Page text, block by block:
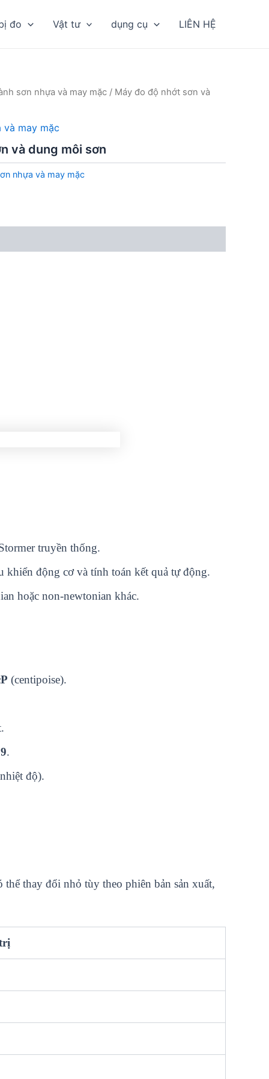
đo Vật tư dụng cụ LIÊN HỆ
sơn nhựa và may mặc / Máy đo độ nhớt sơn và
và may mặc
và dung môi sơn
nhựa và may mặc
truyền thống.
khiển động cơ và tính toán kết quả tự động.
hoặc non-newtonian khác.
(centipoise).
.
độ).
thay đổi nhỏ tùy theo phiên bản sản xuất,